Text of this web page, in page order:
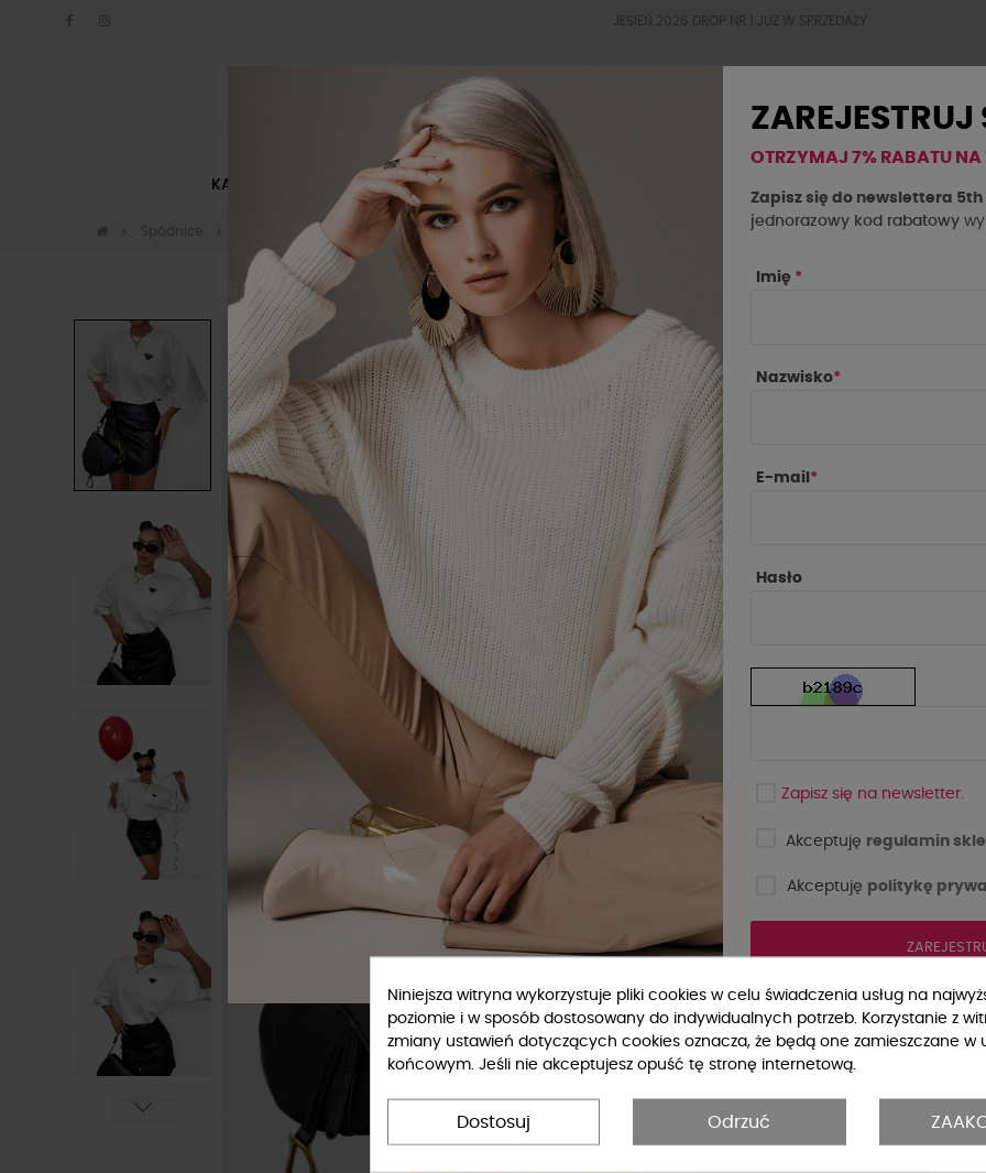
JESIEŃ 2026 DROP NR.1 JUZ W SPRZEDAŻY
KATEGORIE NOWOŚCI BESTSELLERY
Spódnice krótkie Spódnica z ekoskóry La Milla czarna
-40%
Okazja
ZAREJESTRUJ
OTRZYMAJ 7% RABATU NA
Zapisz się do newslettera 5th
jednorazowy kod rabatowy
Imię *
Nazwisko*
E-mail *
Hasło
Zapisz się na newsletter.
Akceptuję regulamin
Akceptuję politykę
Niniejsza witryna wykorzystuje pliki cookies w celu świadczenia usług na
poziomie i w sposób dostosowany do indywidualnych potrzeb. Korzystanie z
zmiany ustawień dotyczących cookies oznacza, że będą one zamieszczane w
końcowym. Jeśli nie akceptujesz opuść tę stronę internetową.
Dostosuj Odrzuć